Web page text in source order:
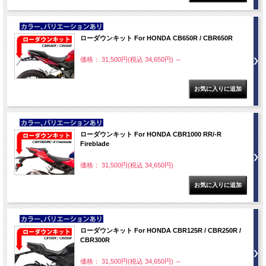
NEW
ローダウンキット For HONDA CB650R / CBR650R
価格： 31,500円(税込 34,650円) ～
NEW
ローダウンキット For HONDA CBR1000 RR/-R
Fireblade
価格： 31,500円(税込 34,650円)
NEW
ローダウンキット For HONDA CBR125R / CBR250R /
CBR300R
価格： 31,500円(税込 34,650円) ～